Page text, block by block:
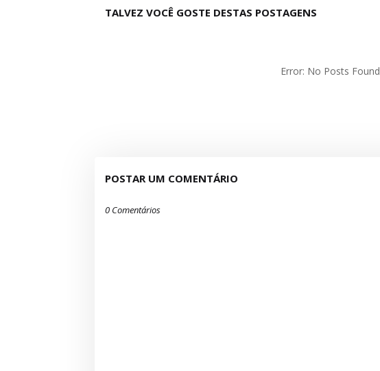
TALVEZ VOCÊ GOSTE DESTAS POSTAGENS
Error: No Posts Found
POSTAR UM COMENTÁRIO
0 Comentários